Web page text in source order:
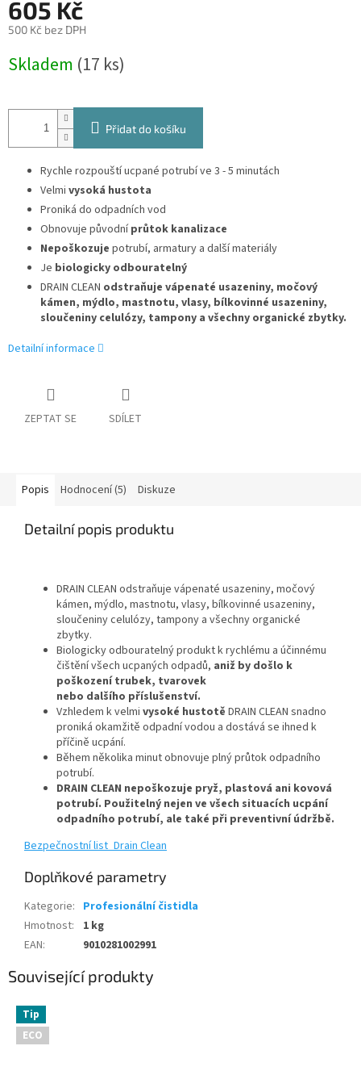
605 Kč
500 Kč bez DPH
cena:
Skladem (17 ks)
Přidat do košíku
Rychle rozpouští ucpané potrubí ve 3 - 5 minutách
Velmi vysoká hustota
Proniká do odpadních vod
Obnovuje původníprůtok kanalizace
Nepoškozuje potrubí, armatury a další materiály
Je biologicky odbouratelný
DRAIN CLEAN odstraňuje vápenaté usazeniny, močový
kámen, mýdlo, mastnotu, vlasy, bílkovinné usazeniny,
sloučeniny celulózy, tampony a všechny organické zbytky.
Detailní informace
ZEPTAT SE SDÍLET
Popis Hodnocení (5) Diskuze
Detailní popis produktu
DRAIN CLEAN odstraňuje vápenaté usazeniny, močový
kámen, mýdlo, mastnotu, vlasy, bílkovinné usazeniny,
sloučeniny celulózy, tampony a všechny organické
zbytky.
Biologicky odbouratelný produkt krychlému a účinnému
čištění všech ucpaných odpadů, aniž by došlo k
poškození trubek, tvarovek
nebo dalšího příslušenství.
Vzhledem k velmi vysoké hustotě DRAIN CLEAN snadno
proniká okamžitě odpadní vodou a dostává se ihned k
příčině ucpání.
Během několika minut obnovuje plný průtok odpadního
potrubí.
DRAIN CLEAN nepoškozuje pryž, plastová ani kovová
potrubí. Použitelný nejen ve všech situacích ucpání
odpadního potrubí, ale také při preventivní údržbě.
Bezpečnostní list_Drain Clean
Doplňkové parametry
Kategorie: Profesionální čistidla
Hmotnost:
1 kg
EAN: 9010281002991
Související produkty
Tip
ECO